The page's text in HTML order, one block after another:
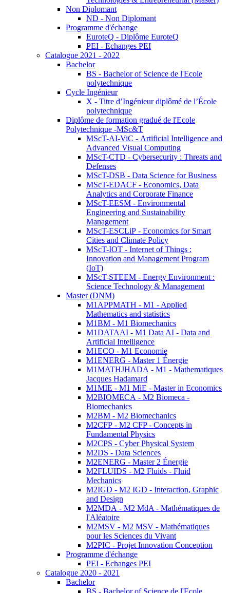
Non Diplomant
ND - Non Diplomant
Programme d'échange
EuroteQ - Diplôme EuroteQ
PEI - Echanges PEI
Catalogue 2021 - 2022
Bachelor
BS - Bachelor of Science de l'Ecole
polytechnique
Cycle Ingénieur
X - Titre d’Ingénieur diplômé de l’École
polytechnique
Diplôme de formation gradué de l'Ecole
Polytechnique -MSc&T
MScT-AI-ViC - Artificial Intelligence and
Advanced Visual Computing
MScT-CTD - Cybersecurity : Threats and
Defenses
MScT-DSB - Data Science for Business
MScT-EDACF - Economics, Data
Analytics and Corporate Finance
MScT-EESM - Environmental
Engineering and Sustainability
Management
MScT-ESCLiP - Economics for Smart
Cities and Climate Policy
MScT-IOT - Internet of Things :
Innovation and Management Program
(IoT)
MScT-STEEM - Energy Environment :
Science Technology & Management
Master (DNM)
M1APPMATH - M1 - Applied
Mathematics and statistics
M1BM - M1 Biomechanics
M1DATAAI - M1 Data AI - Data and
Artificial Intelligence
M1ECO - M1 Economie
M1ENERG - Master 1 Énergie
M1MATHJHADA - M1 - Mathematiques
Jacques Hadamard
M1MIE - M1 MiE - Master in Economics
M2BIOMECA - M2 Biomeca -
Biomechanics
M2BM - M2 Biomechanics
M2CFP - M2 CFP - Concepts in
Fundamental Physics
M2CPS - Cyber Physical System
M2DS - Data Sciences
M2ENERG - Master 2 Énergie
M2FLUIDS - M2 Fluids - Fluid
Mechanics
M2IGD - M2 IGD - Interaction, Graphic
and Design
M2MDA - M2 MdA - Mathématiques de
l'Aléatoire
M2MSV - M2 MSV - Mathématiques
pour les Sciences du Vivant
M2PIC - Projet Innovation Conception
Programme d'échange
PEI - Echanges PEI
Catalogue 2020 - 2021
Bachelor
BS - Bachelor of Science de l'Ecole